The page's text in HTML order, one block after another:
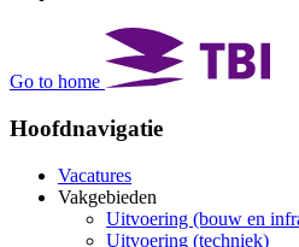
Go to home
Hoofdnavigatie
Vacatures
Vakgebieden
Uitvoering (bouw en
Uitvoering (techniek)